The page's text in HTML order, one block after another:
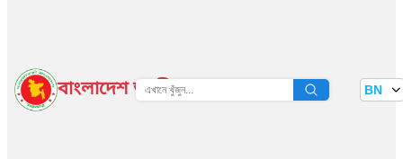
বাংলাদেশ জাতীয় তথ্য বাতায়ন BN